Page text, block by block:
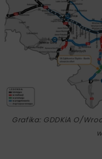
Grafika: GDDKiA O/